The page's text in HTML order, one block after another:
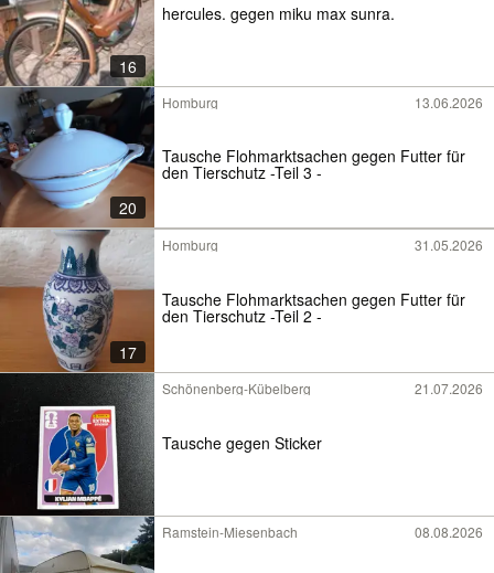
16
hercules. gegen miku max sunra.
20
Homburg 13.06.2026
Tausche Flohmarktsachen gegen Futter für
den Tierschutz -Teil 3 -
17
Homburg 31.05.2026
Tausche Flohmarktsachen gegen Futter für
den Tierschutz -Teil 2 -
Schönenberg-Kübelberg 21.07.2026
Tausche gegen Sticker
Ramstein-Miesenbach 08.08.2026